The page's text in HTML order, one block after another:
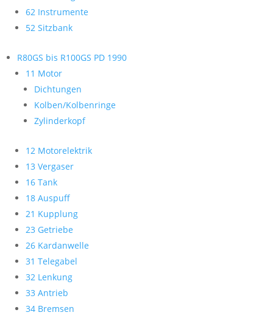
62 Instrumente
52 Sitzbank
R80GS bis R100GS PD 1990
11 Motor
Dichtungen
Kolben/Kolbenringe
Zylinderkopf
12 Motorelektrik
13 Vergaser
16 Tank
18 Auspuff
21 Kupplung
23 Getriebe
26 Kardanwelle
31 Telegabel
32 Lenkung
33 Antrieb
34 Bremsen